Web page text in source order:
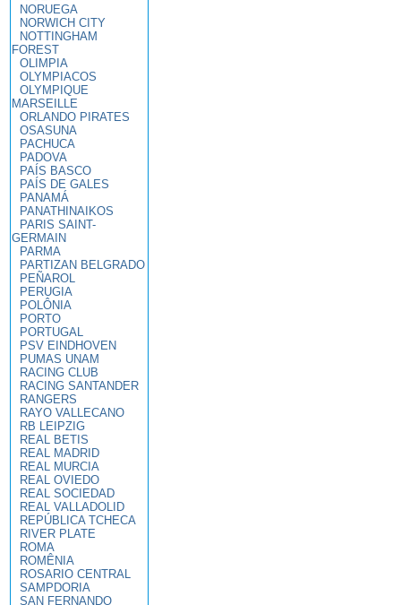
NORUEGA
NORWICH CITY
NOTTINGHAM
FOREST
OLIMPIA
OLYMPIACOS
OLYMPIQUE
MARSEILLE
ORLANDO PIRATES
OSASUNA
PACHUCA
PADOVA
PAÍS BASCO
PAÍS DE GALES
PANAMÁ
PANATHINAIKOS
PARIS SAINT-
GERMAIN
PARMA
PARTIZAN BELGRADO
PEÑAROL
PERUGIA
POLÔNIA
PORTO
PORTUGAL
PSV EINDHOVEN
PUMAS UNAM
RACING CLUB
RACING SANTANDER
RANGERS
RAYO VALLECANO
RB LEIPZIG
REAL BETIS
REAL MADRID
REAL MURCIA
REAL OVIEDO
REAL SOCIEDAD
REAL VALLADOLID
REPÚBLICA TCHECA
RIVER PLATE
ROMA
ROMÊNIA
ROSARIO CENTRAL
SAMPDORIA
SAN FERNANDO